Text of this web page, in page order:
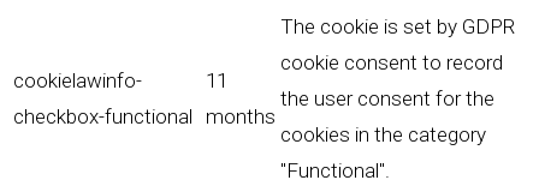
cookielawinfo-
checkbox-functional
11
months
The cookie is set by GDPR
cookie consent to record
the user consent for the
cookies in the category
"Functional".